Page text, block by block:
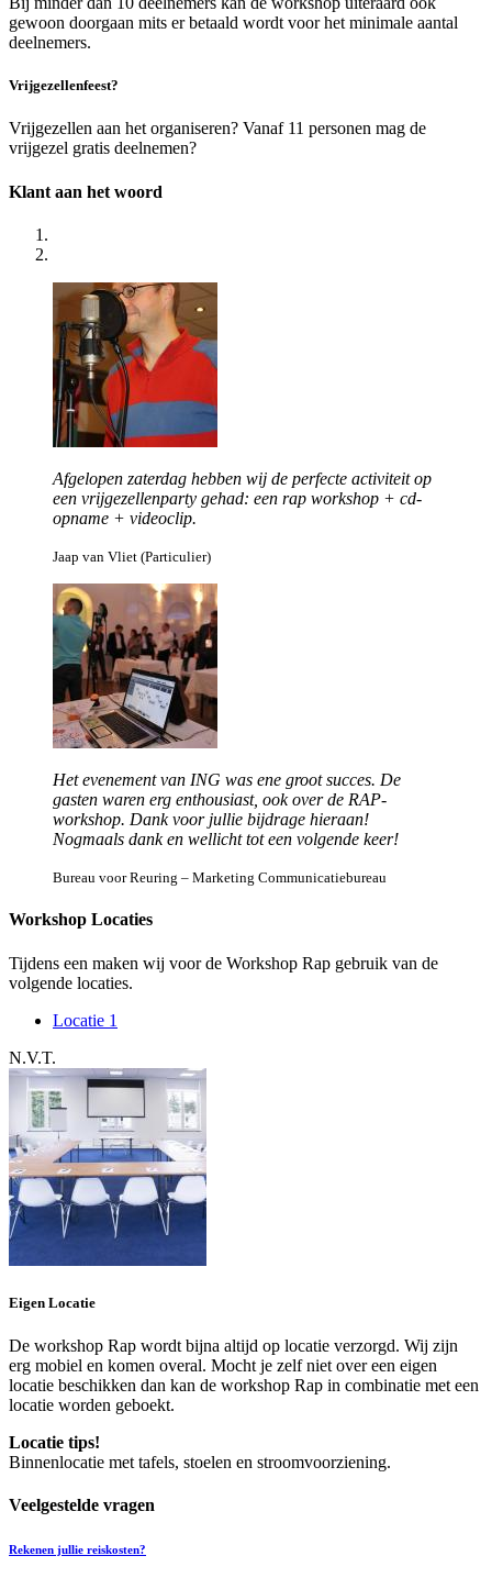
gewoon doorgaan mits er betaald wordt voor het minimale aantal
deelnemers.
Vrijgezellenfeest?
Vrijgezellen aan het organiseren? Vanaf 11 personen mag de
vrijgezel gratis deelnemen?
Klant aan het woord
Afgelopen zaterdag hebben wij de perfecte activiteit op
een vrijgezellenparty gehad: een rap workshop + cd-
opname + videoclip.
Jaap van Vliet (Particulier)
Het evenement van ING was ene groot succes. De
gasten waren erg enthousiast, ook over de RAP-
workshop. Dank voor jullie bijdrage hieraan!
Nogmaals dank en wellicht tot een volgende keer!
Bureau voor Reuring – Marketing Communicatiebureau
Workshop Locaties
Tijdens een maken wij voor de Workshop Rap gebruik van de
volgende locaties.
Locatie 1
N.V.T.
Eigen Locatie
De workshop Rap wordt bijna altijd op locatie verzorgd. Wij zijn
erg mobiel en komen overal. Mocht je zelf niet over een eigen
locatie beschikken dan kan de workshop Rap in combinatie met een
locatie worden geboekt.
Locatie tips!
Binnenlocatie met tafels, stoelen en stroomvoorziening.
Veelgestelde vragen
Rekenen jullie reiskosten?